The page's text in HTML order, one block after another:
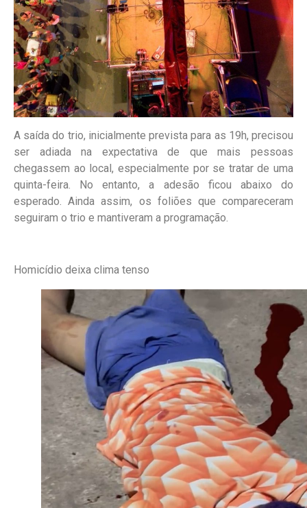
A saída do trio, inicialmente prevista para as 19h, precisou
ser adiada na expectativa de que mais pessoas
chegassem ao local, especialmente por se tratar de uma
quinta-feira. No entanto, a adesão ficou abaixo do
esperado. Ainda assim, os foliões que compareceram
seguiram o trio e mantiveram a programação.
Homicídio deixa clima tenso